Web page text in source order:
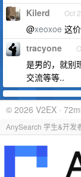
Kilerd Oct
@xeoxoe 这
tracyone
是男的，就别
交流等等..
© 2026 V2EX ·
AnySearch 学生&开发